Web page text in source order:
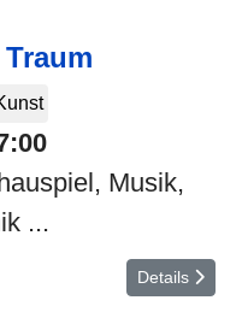
Musik,
...
Details